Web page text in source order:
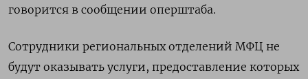
говорится в сообщении оперштаба.
Сотрудники региональных отделений МФЦ не
будут оказывать услуги, предоставление которых